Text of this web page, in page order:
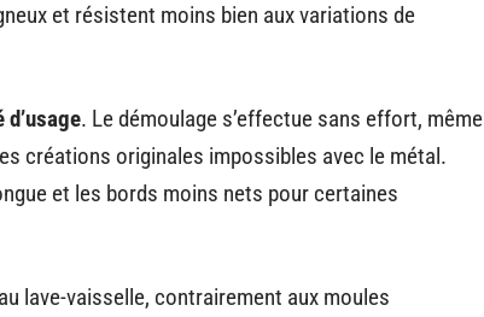
et résistent moins bien aux variations de
. Le démoulage s’effectue sans effort, même
créations originales impossibles avec le métal.
et les bords moins nets pour certaines
lave-vaisselle, contrairement aux moules